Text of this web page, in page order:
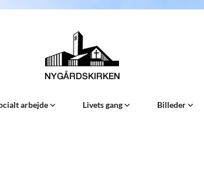
arbejde Livets gang Billeder